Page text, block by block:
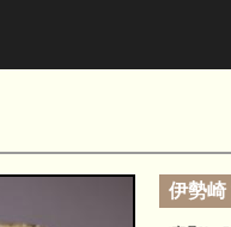
伊勢崎